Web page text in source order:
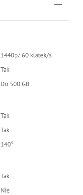
1440p/ 60 klatek/s
Tak
Do 500 GB
Tak
Tak
140°
Tak
Nie